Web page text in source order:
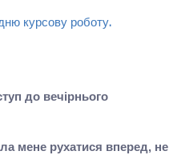
курсову роботу.
до вечірнього
мене рухатися вперед, не